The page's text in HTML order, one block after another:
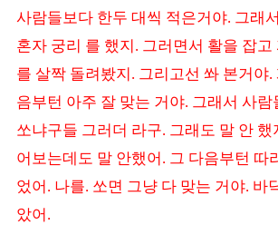
사람들보다 한두 대씩 적은거야. 그래
혼자 궁리 를 했지. 그러면서 활을 잡고
를 살짝 돌려봤지. 그리고선 쏴 본거야.
음부턴 아주 잘 맞는 거야. 그래서 사람
쏘냐구들 그러더 라구. 그래도 말 안 했
어보는데도 말 안했어. 그 다음부턴 따
었어. 나를. 쏘면 그냥 다 맞는 거야. 바
았어.